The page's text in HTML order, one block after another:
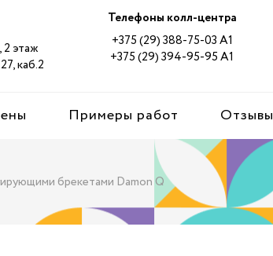
2 этаж
каб.2
Телефоны колл-центра
+375 (29) 388-75-03 А1
+375 (29) 394-95-95 А1
Примеры работ Отзывы
брекетами Damon Q